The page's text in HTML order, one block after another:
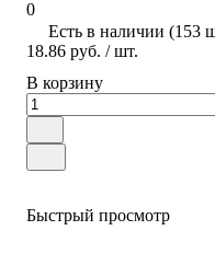
0
Есть в наличии (153
18.86 руб. / шт.
В корзину
Быстрый просмотр